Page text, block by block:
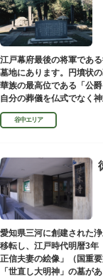
江戸幕府最後の将軍であ
墓地にあります。円墳状
華族の最高位である「公
自分の葬儀を仏式でなく
ような円墳が建てられまし
谷中エリア
愛知県三河に創建された
移転し、江戸時代明暦3年
正信夫妻の絵像」（国重
「世直し大明神」の墓があ